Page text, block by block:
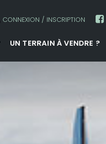
CONNEXION / INSCRIPTION
UN TERRAIN À VENDRE ?